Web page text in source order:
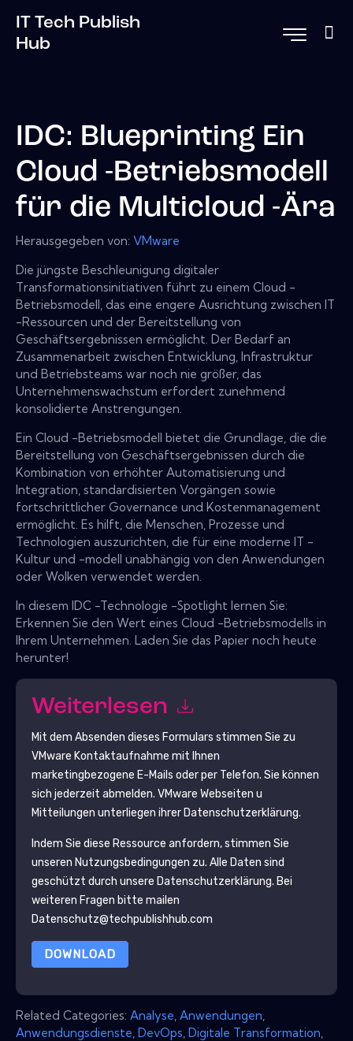
IT Tech Publish
Hub
IDC: Blueprinting Ein
Cloud -Betriebsmodell
für die Multicloud -Ära
Herausgegeben von: VMware
Die jüngste Beschleunigung digitaler
Transformationsinitiativen führt zu einem Cloud -
Betriebsmodell, das eine engere Ausrichtung zwischen IT
-Ressourcen und der Bereitstellung von
Geschäftsergebnissen ermöglicht. Der Bedarf an
Zusammenarbeit zwischen Entwicklung, Infrastruktur
und Betriebsteams war noch nie größer, das
Unternehmenswachstum erfordert zunehmend
konsolidierte Anstrengungen.
Ein Cloud -Betriebsmodell bietet die Grundlage, die die
Bereitstellung von Geschäftsergebnissen durch die
Kombination von erhöhter Automatisierung und
Integration, standardisierten Vorgängen sowie
fortschrittlicher Governance und Kostenmanagement
ermöglicht. Es hilft, die Menschen, Prozesse und
Technologien auszurichten, die für eine moderne IT -
Kultur und -modell unabhängig von den Anwendungen
oder Wolken verwendet werden.
In diesem IDC -Technologie -Spotlight lernen Sie:
Erkennen Sie den Wert eines Cloud -Betriebsmodells in
Ihrem Unternehmen. Laden Sie das Papier noch heute
herunter!
Weiterlesen
Mit dem Absenden dieses Formulars stimmen Sie zu
VMware Kontaktaufnahme mit Ihnen
marketingbezogene E-Mails oder per Telefon. Sie können
sich jederzeit abmelden. VMware Webseiten u
Mitteilungen unterliegen ihrer Datenschutzerklärung.
Indem Sie diese Ressource anfordern, stimmen Sie
unseren Nutzungsbedingungen zu. Alle Daten sind
geschützt durch unsere Datenschutzerklärung. Bei
weiteren Fragen bitte mailen
Datenschutz@techpublishhub.com
DOWNLOAD
Related Categories: Analyse Anwendungen
Anwendungsdienste DevOps Digitale Transformation